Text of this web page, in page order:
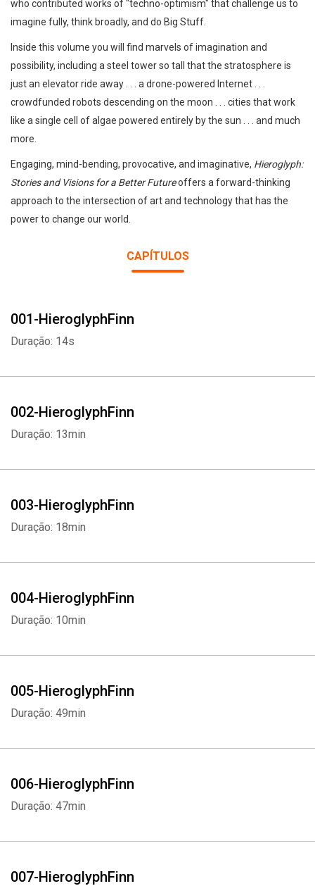
who contributed works of "techno-optimism" that challenge us to
imagine fully, think broadly, and do Big Stuff.
Inside this volume you will find marvels of imagination and
possibility, including a steel tower so tall that the stratosphere is
just an elevator ride away . . . a drone-powered Internet . . .
crowdfunded robots descending on the moon . . . cities that work
like a single cell of algae powered entirely by the sun . . . and much
more.
Engaging, mind-bending, provocative, and imaginative, Hieroglyph:
Stories and Visions for a Better Futureoffers a forward-thinking
approach to the intersection of art and technology that has the
power to change our world.
CAPÍTULOS
001-HieroglyphFinn
Duração: 14s
002-HieroglyphFinn
Duração: 13min
003-HieroglyphFinn
Duração: 18min
004-HieroglyphFinn
Duração: 10min
005-HieroglyphFinn
Duração: 49min
006-HieroglyphFinn
Duração: 47min
007-HieroglyphFinn